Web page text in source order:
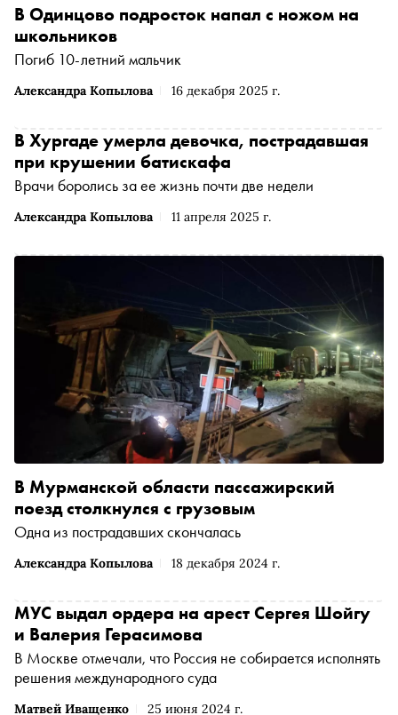
Александра Копылова 16 декабря 2025 г.
В Одинцово подросток напал с ножом на
школьников
Погиб 10-летний мальчик
Александра Копылова 11 апреля 2025 г.
В Хургаде умерла девочка, пострадавшая
при крушении батискафа
Врачи боролись за ее жизнь почти две недели
Александра Копылова 18 декабря 2024 г.
В Мурманской области пассажирский
поезд столкнулся с грузовым
Одна из пострадавших скончалась
Матвей Иващенко 25 июня 2024 г.
МУС выдал ордера на арест Сергея Шойгу
и Валерия Герасимова
В Москве отмечали, что Россия не собирается исполнять
решения международного суда